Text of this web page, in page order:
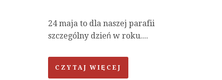
24 maja to dla naszej parafii
szczególny dzień w roku....
CZYTAJ WIĘCEJ